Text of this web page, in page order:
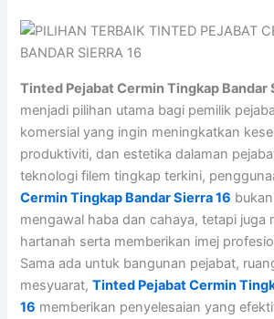
Tinted Pejabat Cermin Tingkap Bandar
menjadi pilihan utama bagi pemilik
komersial yang ingin meningkatkan
produktiviti, dan estetika dalaman
teknologi filem tingkap terkini,
Cermin Tingkap Bandar Sierra 16
mengawal haba dan cahaya, tetapi juga
hartanah serta memberikan imej
Sama ada untuk bangunan pejabat,
mesyuarat,Tinted Pejabat Cermin
16 memberikan penyelesaian yang